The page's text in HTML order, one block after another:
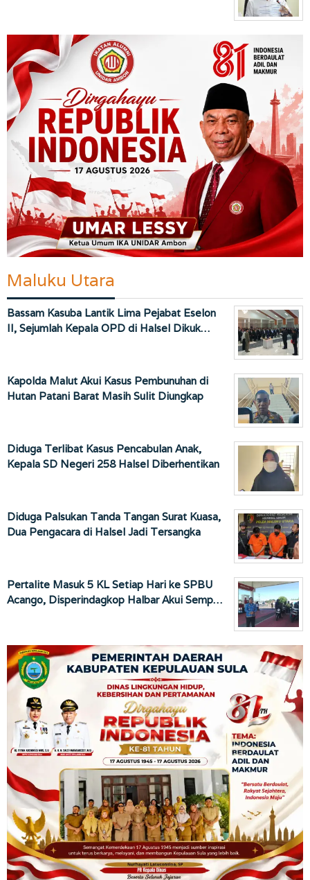
Maluku Utara
Bassam Kasuba Lantik Lima Pejabat Eselon
II, Sejumlah Kepala OPD di Halsel Dikuk…
Kapolda Malut Akui Kasus Pembunuhan di
Hutan Patani Barat Masih Sulit Diungkap
Diduga Terlibat Kasus Pencabulan Anak,
Kepala SD Negeri 258 Halsel Diberhentikan
Diduga Palsukan Tanda Tangan Surat Kuasa,
Dua Pengacara di Halsel Jadi Tersangka
Pertalite Masuk 5 KL Setiap Hari ke SPBU
Acango, Disperindagkop Halbar Akui Semp…